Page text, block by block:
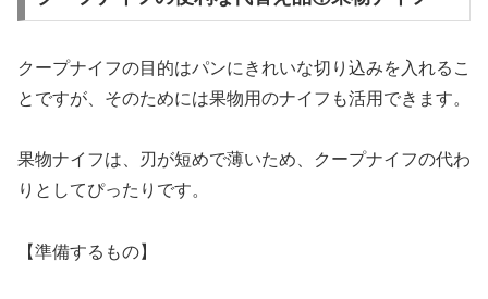
クープナイフの目的はパンにきれいな切り込みを入れるこ
とですが、そのためには果物用のナイフも活用できます。
果物ナイフは、刃が短めで薄いため、クープナイフの代わ
りとしてぴったりです。
【準備するもの】